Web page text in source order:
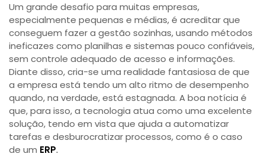
Um grande desafio para muitas empresas,
especialmente pequenas e médias, é acreditar que
conseguem fazer a gestão sozinhas, usando métodos
ineficazes como planilhas e sistemas pouco confiáveis,
sem controle adequado de acesso e informações.
Diante disso, cria-se uma realidade fantasiosa de que
a empresa está tendo um alto ritmo de desempenho
quando, na verdade, está estagnada. A boa notícia é
que, para isso, a tecnologia atua como uma excelente
solução, tendo em vista que ajuda a automatizar
tarefas e desburocratizar processos, como é o caso
de um ERP.